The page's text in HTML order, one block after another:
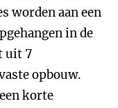
worden aan een
in de
uit 7
opbouw.
korte